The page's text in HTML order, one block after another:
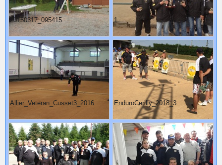
20150317_095415 1
Allier_Veteran_Cusset3_2016 EnduroCerilly_2018_3